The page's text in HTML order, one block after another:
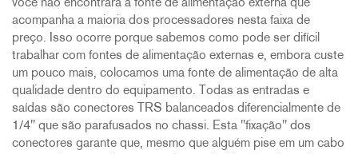
você não encontrará a fonte de alimentação externa que
acompanha a maioria dos processadores nesta faixa de
preço. Isso ocorre porque sabemos como pode ser difícil
trabalhar com fontes de alimentação externas e, embora custe
um pouco mais, colocamos uma fonte de alimentação de alta
qualidade dentro do equipamento. Todas as entradas e
saídas são conectores TRS balanceados diferencialmente de
1/4" que são parafusados no chassi. Esta "fixação" dos
conectores garante que, mesmo que alguém pise em um cabo